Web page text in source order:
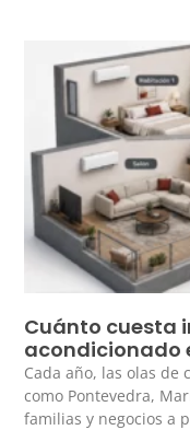
Cuánto cuesta
acondicionado
Cada año, las olas
como Pontevedra,
familias y negocios a